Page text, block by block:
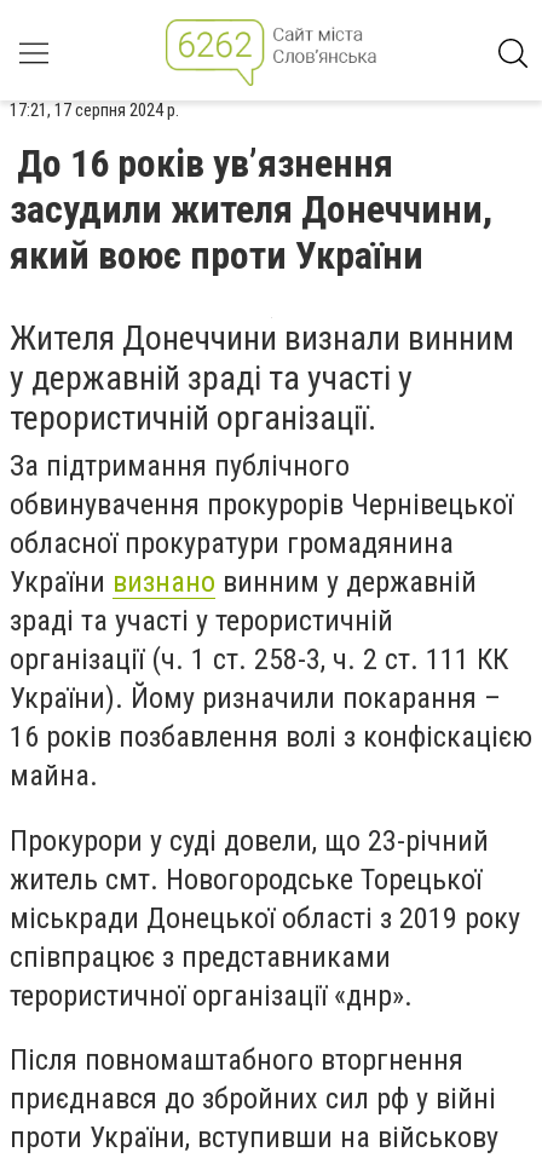
17:21, 17 серпня 2024 р.
До 16 років ув’язнення
засудили жителя Донеччини,
який воює проти України
Жителя Донеччини визнали винним
у державній зраді та участі у
терористичній організації.
За підтримання публічного
обвинувачення прокурорів Чернівецької
обласної прокуратури громадянина
України визнано винним у державній
зраді та участі у терористичній
організації (ч. 1 ст. 258-3, ч. 2 ст. 111 КК
України). Йому ризначили покарання –
16 років позбавлення волі з конфіскацією
майна.
Прокурори у суді довели, що 23-річний
житель смт. Новогородське Торецької
міськради Донецької області з 2019 року
співпрацює з представниками
терористичної організації «днр».
Після повномаштабного вторгнення
приєднався до збройних сил рф у війні
проти України, вступивши на військову